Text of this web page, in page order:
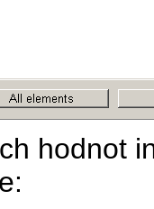
hodnot